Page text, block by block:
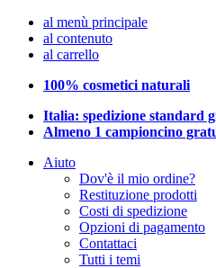
al menù principale
al contenuto
al carrello
100% cosmetici naturali
Italia: spedizione standard
Almeno 1 campioncino
Aiuto
Dov'è il mio ordine?
Restituzione prodotti
Costi di spedizione
Opzioni di pagamento
Contattaci
Tutti i temi